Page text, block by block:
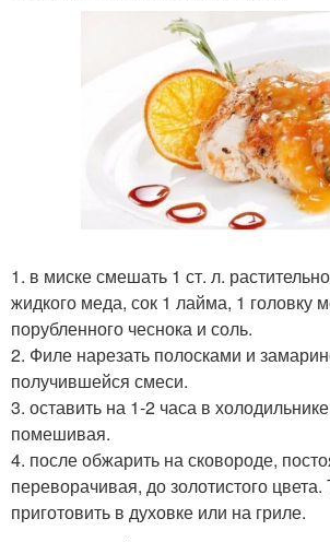
1. в миске смешать 1 ст. л.
жидкого меда, сок 1 лайма, 1 головку
порубленного чеснока и соль.
2. Филе нарезать полосками и
получившейся смеси.
3. оставить на 1-2 часа в
помешивая.
4. после обжарить на сковороде,
переворачивая, до золотистого
приготовить в духовке или на гриле.